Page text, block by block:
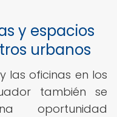
y espacios
urbanos
las oficinas en los
también se
oportunidad